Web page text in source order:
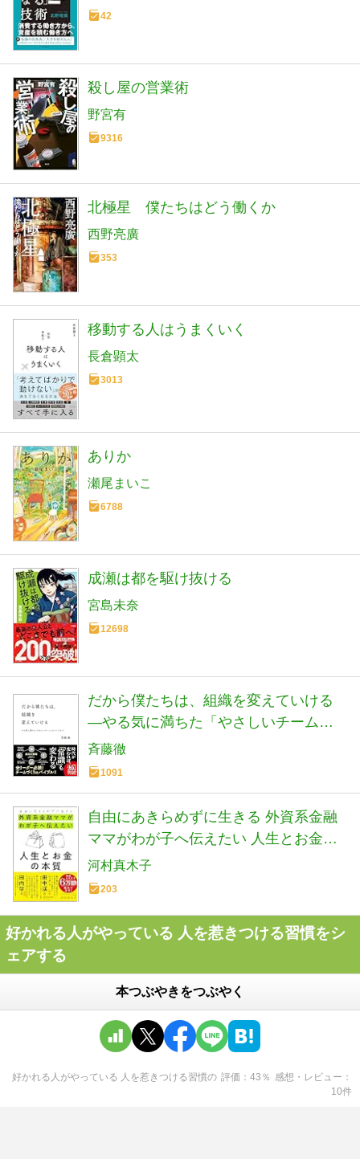
42
殺し屋の営業術
野宮有
9316
北極星 僕たちはどう働くか
西野亮廣
353
移動する人はうまくいく
長倉顕太
3013
ありか
瀬尾まいこ
6788
成瀬は都を駆け抜ける
宮島未奈
12698
だから僕たちは、組織を変えていける
—やる気に満ちた「やさしいチーム」
のつくりかた【ビジネス書グランプリ
2023「マネジメント部門賞」受賞! 】
斉藤徹
1091
自由にあきらめずに生きる 外資系金融
ママがわが子へ伝えたい 人生とお金の
本質
河村真木子
203
好かれる人がやっている 人を惹きつける習慣をシ
ェアする
本つぶやきをつぶやく
好かれる人がやっている 人を惹きつける習慣の 評価 43 ％ 感想・レビュー
10件